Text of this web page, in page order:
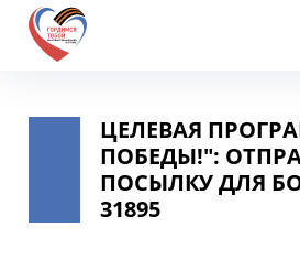
ЦЕЛЕВАЯ
ПОБЕДЫ!":
ПОСЫЛКУ ДЛЯ
31895